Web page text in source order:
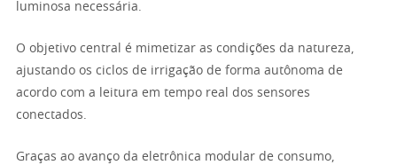
luminosa necessária.
O objetivo central é mimetizar as condições da natureza,
ajustando os ciclos de irrigação de forma autônoma de
acordo com a leitura em tempo real dos sensores
conectados.
Graças ao avanço da eletrônica modular de consumo,